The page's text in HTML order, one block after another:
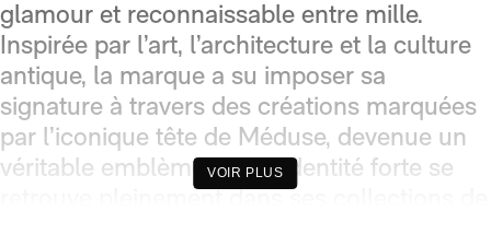
glamour et reconnaissable entre mille.
Inspirée par l’art, l’architecture et la culture
antique, la marque a su imposer sa
signature à travers des créations marquées
par l’iconique tête de Méduse, devenue un
véritable emblème. Cette identité forte se
retrouve pleinement dans ses collections de
VOIR PLUS